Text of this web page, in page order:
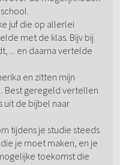
juf die op allerlei
met de klas. Bijv bij
... en daarna vertelde
en zitten mijn
Best geregeld vertellen
uit de bijbel naar
tijdens je studie steeds
je moet maken, en je
toekomst die